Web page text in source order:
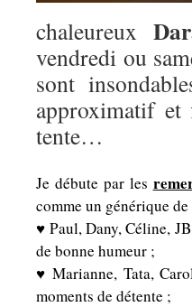
chaleureux
vendredi ou
sont
approximatif et
tente…
Je débute par les
comme un générique
♥ Paul, Dany, Céline,
de bonne humeur ;
♥ Marianne, Tata,
moments de détente ;